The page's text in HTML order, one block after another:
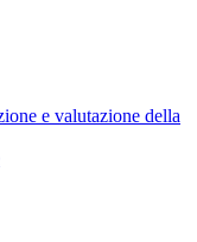
e valutazione della